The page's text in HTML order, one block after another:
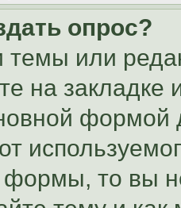
опрос?
темы или
на
формой
формы, то вы